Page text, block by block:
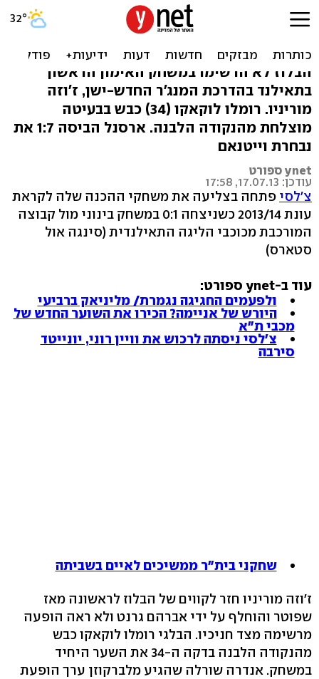
לא משהו מיוחד: 0:1 לצ'לסי
על סינגה אולסטארס
הבלוז לא הרשימו במשחק האימון הראשון
בתאילנד בהדרכת המנג'ר החדש-ישן, ז'וזה
מוריניו. רומלו לוקאקו (34) כבש בבעיטה
מוצלחת מהנקודה הלבנה. ארסנל הביסה 1:7 את
נבחרת וייטנאם
ynet ספורט
עודכן: 17.07.13, 17:58
צ'לסי פתחה בצליעה את משחקי ההכנה שלה לקראת
עונת 2013/14 כשניצחה 0:1 במשחק בינוני מול קבוצה
המורכבת מכוכבי הליגה התאילנדית (סינגה אול
סטארס)
עוד ב-ynet ספורט:
ולפעמים החגיגה נגמרת/ מליניאק ברביעי
היורש של אניימה? הכירו את השוער החדש של
מכבי ת"א
צ'לסי ניסתה לרכוש את וויין רוני, יונייטד
סירבה
שחקני בית"ר ממשיכים לאיים בשביתה
ז'וזה מוריניו חזר לקווים של הבלוז לראשונה מאז
שפוטר והוחלף על ידי אברהם גרנט ולא ראה הופעה
מרשימה מצד חניכיו. הבלגי רומלו לוקאקו כבש
מהנקודה הלבנה בדקה ה-34 את השער היחיד
במשחק. אנדרה שורלה שהגיע מלברקוזן ערך הופעת